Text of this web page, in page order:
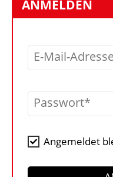
ANMELDEN
E-Mail-Adresse
Passwort
Angemeldet